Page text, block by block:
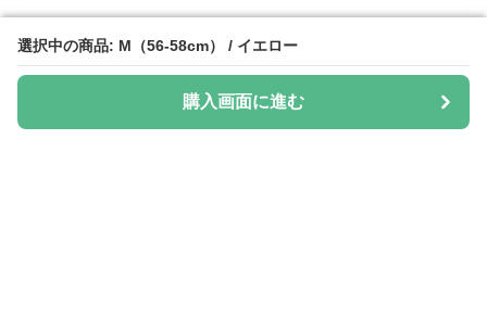
選択中の商品: M（56-58cm） / イエロー
購入画面に進む
選択中の商品: M（56-58cm） / イエロー
購入画面に進む